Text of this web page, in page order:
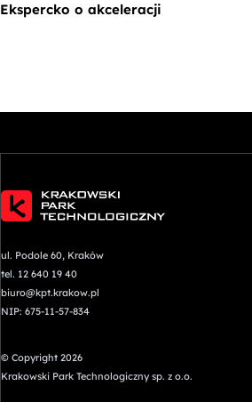
Ekspercko o akceleracji
ul. Podole 60, Kraków
tel. 12 640 19 40
biuro@kpt.krakow.pl
NIP: 675-11-57-834
© Copyright 2026
Krakowski Park Technologiczny sp. z o.o.